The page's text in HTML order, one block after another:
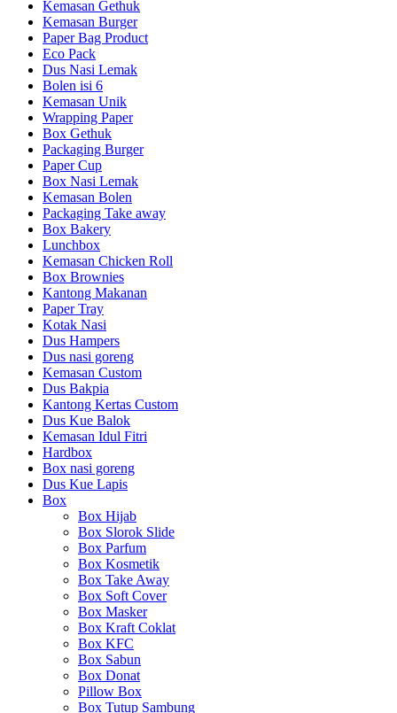
Kemasan Gethuk
Kemasan Burger
Paper Bag Product
Eco Pack
Dus Nasi Lemak
Bolen isi 6
Kemasan Unik
Wrapping Paper
Box Gethuk
Packaging Burger
Paper Cup
Box Nasi Lemak
Kemasan Bolen
Packaging Take away
Box Bakery
Lunchbox
Kemasan Chicken Roll
Box Brownies
Kantong Makanan
Paper Tray
Kotak Nasi
Dus Hampers
Dus nasi goreng
Kemasan Custom
Dus Bakpia
Kantong Kertas Custom
Dus Kue Balok
Kemasan Idul Fitri
Hardbox
Box nasi goreng
Dus Kue Lapis
Box
Box Hijab
Box Slorok Slide
Box Parfum
Box Kosmetik
Box Take Away
Box Soft Cover
Box Masker
Box Kraft Coklat
Box KFC
Box Sabun
Box Donat
Pillow Box
Box Tutup Sambung